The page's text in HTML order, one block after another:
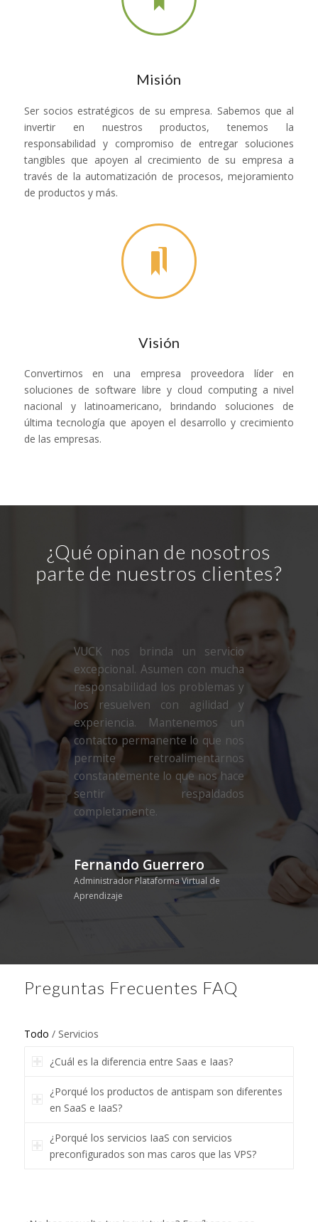
Misión
Ser socios estratégicos de su empresa. Sabemos que al
invertir en nuestros productos, tenemos la
responsabilidad y compromiso de entregar soluciones
tangibles que apoyen al crecimiento de su empresa a
través de la automatización de procesos, mejoramiento
de productos y más.
Visión
Convertirnos en una empresa proveedora líder en
soluciones de software libre y cloud computing a nivel
nacional y latinoamericano, brindando soluciones de
última tecnología que apoyen el desarrollo y crecimiento
de las empresas.
¿Qué opinan de nosotros
parte de nuestros clientes?
VUCK nos brinda un servicio
excepcional. Asumen con mucha
responsabilidad los problemas y
los resuelven con agilidad y
experiencia. Mantenemos un
contacto permanente lo que nos
permite retroalimentarnos
constantemente lo que nos hace
sentir respaldados
completamente.
Fernando Guerrero
Administrador Plataforma Virtual de
Aprendizaje
Preguntas Frecuentes FAQ
Todo / Servicios
¿Cuál es la diferencia entre Saas e Iaas?
¿Porqué los productos de antispam son diferentes
en SaaS e IaaS?
¿Porqué los servicios IaaS con servicios
preconfigurados son mas caros que las VPS?